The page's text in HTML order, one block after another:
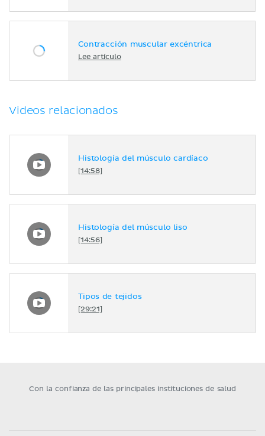
Contracción muscular excéntrica
Lee artículo
Videos relacionados
Histología del músculo cardíaco
[14:58]
Histología del músculo liso
[14:56]
Tipos de tejidos
[29:21]
Con la confianza de las principales instituciones de salud